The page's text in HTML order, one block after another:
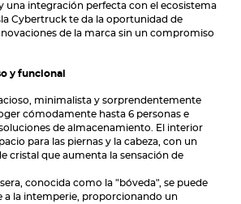
una integración perfecta con el ecosistema
Cybertruck te da la oportunidad de
de la marca sin un compromiso
y funcional
minimalista y sorprendentemente
cómodamente hasta 6 personas e
de almacenamiento. El interior
para las piernas y la cabeza, con un
cristal que aumenta la sensación de
conocida como la "bóveda", se puede
a la intemperie, proporcionando un